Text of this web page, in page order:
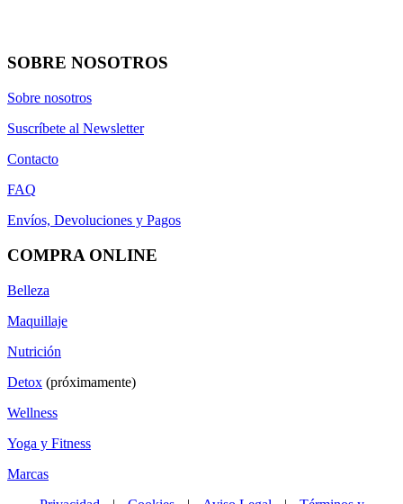
Ver productos24
SOBRE NOSOTROS
Sobre nosotros
Suscríbete al Newsletter
Contacto
FAQ
Envíos, Devoluciones y Pagos
COMPRA ONLINE
Belleza
Maquillaje
Nutrición
Detox (próximamente)
Wellness
Yoga y Fitness
Marcas